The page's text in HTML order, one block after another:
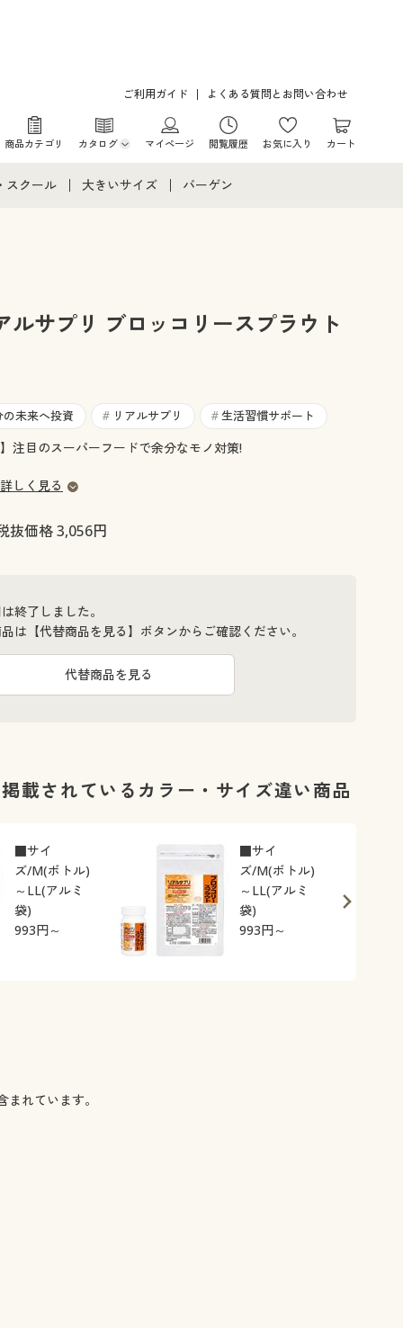
ご利用ガイド よくある質問とお問い合わせ
商品カテゴリ カタログ
カタログ・チラシからのご注文
マイページ 閲覧履歴 お気に入り カート
スクール
ア・ティーンズ下着
大きいサイズ
大きいサイズ レディース下着
大きいサイズ 事務・制服
バーゲン
ルサプリ ブロッコリースプラウト
の未来へ投資 # リアルサプリ # 生活習慣サポート
注目のスーパーフードで余分なモノ対策!
しく見る
抜価格 3,056円
終了しました。
は【代替商品を見る】ボタンからご確認ください。
代替商品を見る
載されているカラー・サイズ違い商品
993円～
■サイ
ズ/M(ボトル)
～LL(アルミ
袋)
993円～
■サイ
ズ/M(ボトル)
～LL(アルミ
袋)
れています。